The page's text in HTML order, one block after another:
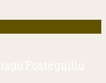
Posteguillo